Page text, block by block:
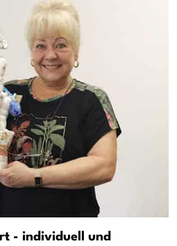
- individuell und